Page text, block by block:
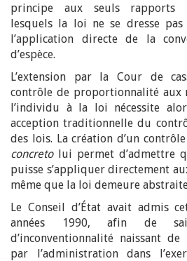
principe aux seuls rapports
lesquels la loi ne se dresse
l’application directe de la
d’espèce.
L’extension par la Cour de
contrôle de proportionnalité aux
l’individu à la loi nécessite
acception traditionnelle du
des lois. La création d’un
concretolui permet d’admettre
puisse s’appliquer directement
même que la loi demeure
Le Conseil d’État avait admis
années 1990, afin de
d’inconventionnalité naissant
par l’administration dans